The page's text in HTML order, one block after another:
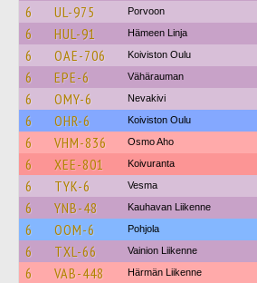
6 UL-975 Porvoon
6 HUL-91 Hämeen Linja
6 OAE-706 Koiviston Oulu
6 EPE-6 Vähärauman
6 OMY-6 Nevakivi
6 OHR-6 Koiviston Oulu
6 VHM-836 Osmo Aho
6 XEE-801 Koivuranta
6 TYK-6 Vesma
6 YNB-48 Kauhavan Liikenne
6 OOM-6 Pohjola
6 TXL-66 Vainion Liikenne
6 VAB-448 Härmän Liikenne